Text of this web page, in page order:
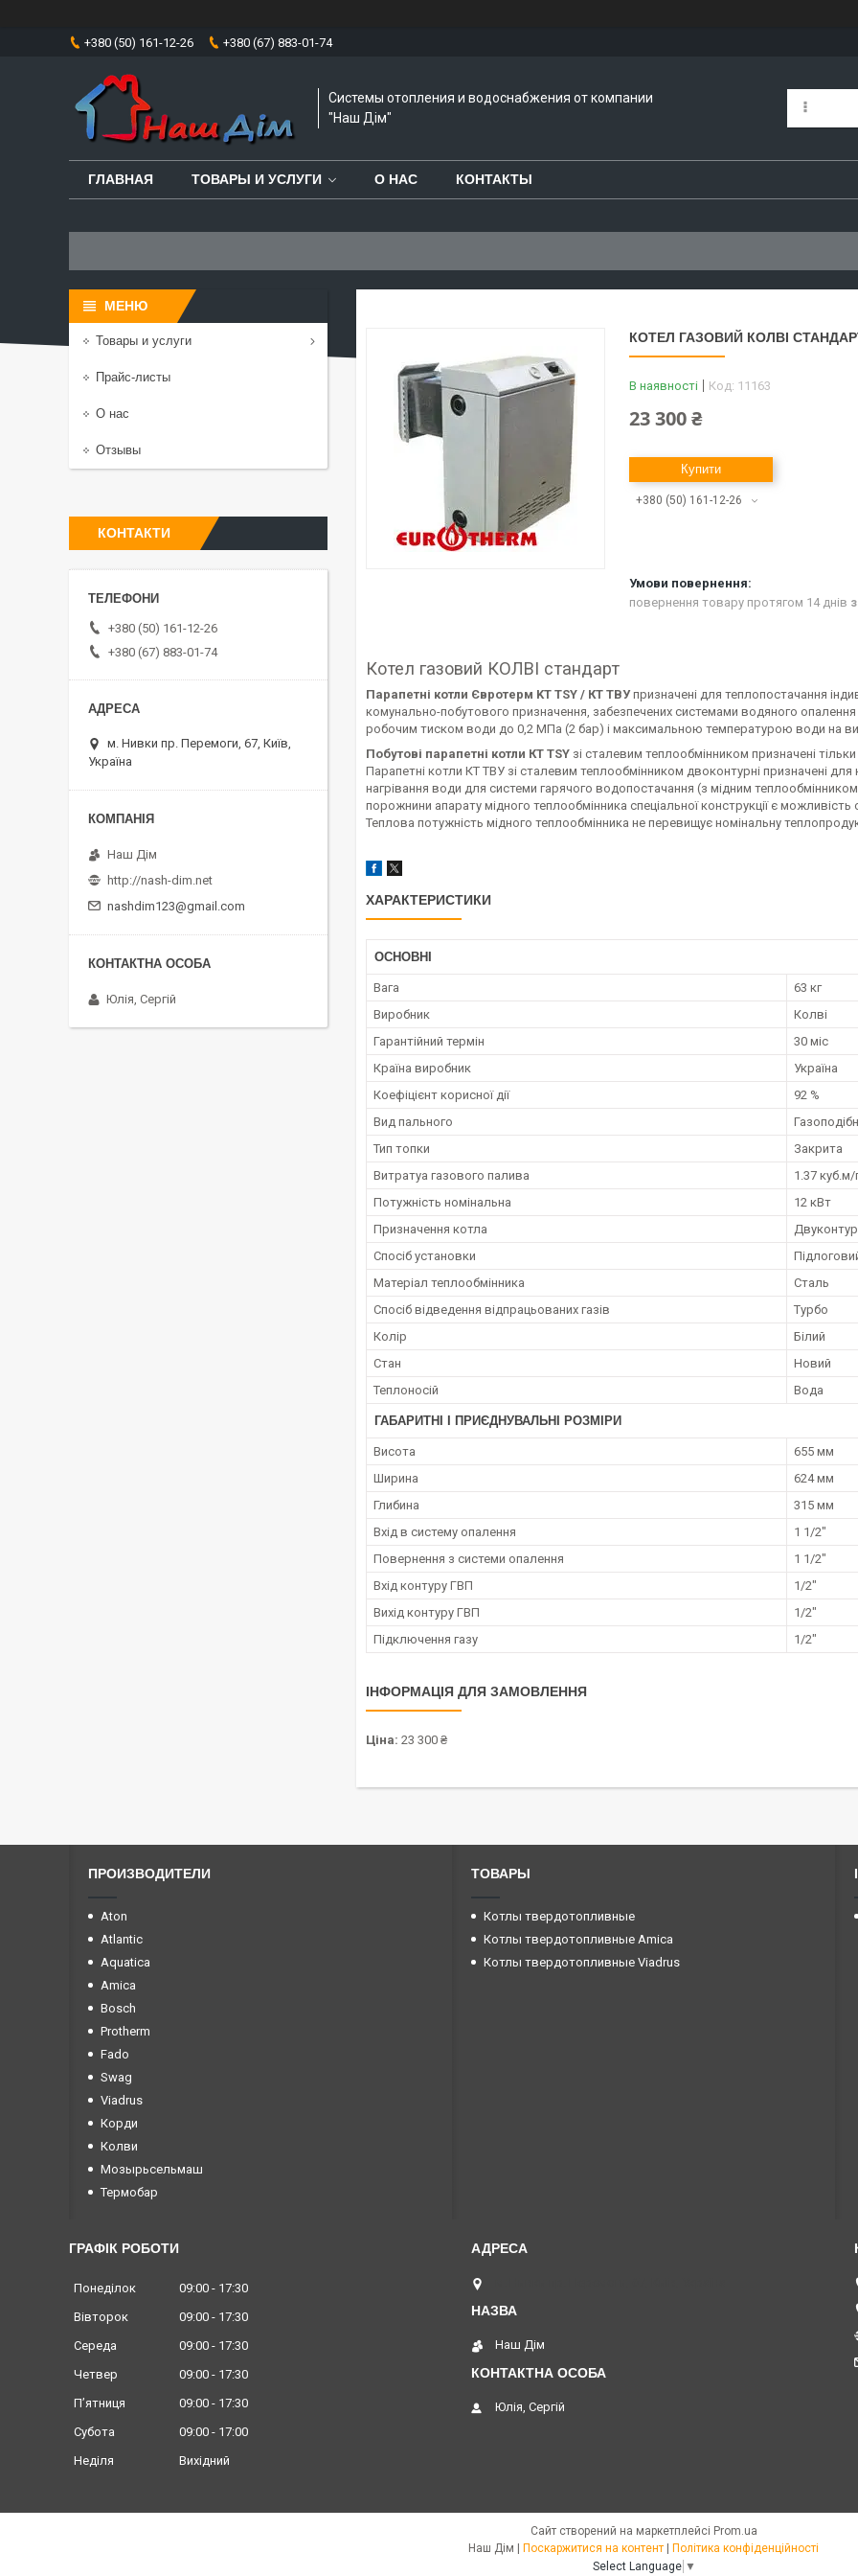
+380 (50) 161-12-26 +380 (67) 883-01-74
Системы отопления и водоснабжения от компании
"Наш Дім"
ГЛАВНАЯ ТОВАРЫ И УСЛУГИ О НАС КОНТАКТЫ
КОТЕЛ ГАЗОВИЙ КОЛВІ
В наявності Код: 11163
23 300 ₴
Купити
+380 (50) 161-12-26
повернення товару протягом 14 днів
Котел газовий КОЛВІ стандарт
Парапетні котли Євротерм KT TSY / КТ ТВУпризначені для теплопостачання
комунально-побутового призначення, забезпечених системами водяного
робочим тиском води до 0,2 МПа (2 бар) і максимальною температурою води на
Побутові парапетні котли КТ TSY зі сталевим теплообмінником призначені
Парапетні котли КТ ТВУ зі сталевим теплообмінником двоконтурні призначені
нагрівання води для системи гарячого водопостачання (з мідним
порожнини апарату мідного теплообмінника спеціальної конструкції є
Теплова потужність мідного теплообмінника не перевищує номінальну
ХАРАКТЕРИСТИКИ
ОСНОВНІ
Вага
63 кг
Виробник
Колві
Гарантійний термін
30 міс
Країна виробник
Україна
Коефіцієнт корисної дії
92 %
Вид пального
Тип топки
Закрита
Витратуа газового палива
1.37 куб.м/
Потужність номінальна
12 кВт
Призначення котла
Спосіб установки
Матеріал теплообмінника
Сталь
Спосіб відведення відпрацьованих газів
Турбо
Колір
Білий
Стан
Новий
Теплоносій
Вода
ГАБАРИТНІ І ПРИЄДНУВАЛЬНІ РОЗМІРИ
Висота
655 мм
Ширина
624 мм
Глибина
315 мм
Вхід в систему опалення
1 1/2"
Повернення з системи опалення
1 1/2"
Вхід контуру ГВП
1/2"
Вихід контуру ГВП
1/2"
Підключення газу
1/2"
ІНФОРМАЦІЯ ДЛЯ ЗАМОВЛЕННЯ
Ціна: 23 300 ₴
Товары и услуги
Прайс-листы
О нас
Отзывы
КОНТАКТИ
+380 (50) 161-12-26
+380 (67) 883-01-74
м. Нивки пр. Перемоги, 67, Київ,
Україна
Наш Дім
http://nash-dim.net
nashdim123@gmail.com
Юлія, Сергій
ПРОИЗВОДИТЕЛИ
Aton
Atlantic
Aquatica
Amica
Bosch
Protherm
Fado
Swag
Viadrus
Корди
Колви
Мозырьсельмаш
Термобар
ТОВАРЫ
Котлы твердотопливные
Котлы твердотопливные Amica
Котлы твердотопливные Viadrus
ГРАФІК РОБОТИ
Понеділок 09:00
17:30
Вівторок
09:00
17:30
Середа
09:00
17:30
Четвер
09:00
17:30
Пʼятниця
09:00
17:30
Субота
09:00
17:00
Неділя
Вихідний
Наш Дім
Юлія, Сергій
Сайт створений на маркетплейсі Prom.ua
Поскаржитися на контент
Політика конфіденційності
Select Language ▼